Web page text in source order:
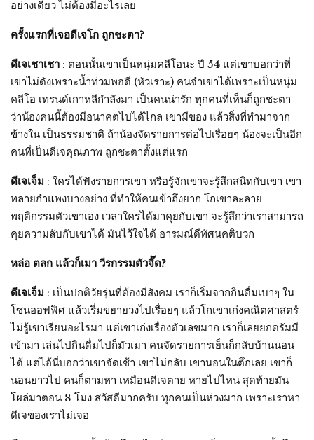
อย่างเดียว ไม่ต้องมีอะไรเลย
ครั้งแรกที่เจอดีเจโก ถูกชะตา?
ดีเจเชาเชา : ตอนนั้นเขาเป็นหนุ่มคลีโอนะ ปี 54 แต่เขาบอกว่าที่
เขาไม่ดังเพราะน้ำท่วมพอดี (หัวเราะ) คนจำเขาได้เพราะเป็นหนุ่ม
คลีโอ เทรนด์เกาหลีกำลังมา เป็นคนน่ารัก ทุกคนที่เห็นก็ถูกชะตา
ว่าน้องคนนี้ต้องมีอนาคตไปได้ไกล เขามีของ แล้วสิ่งที่ทำมาจาก
ข้างใน เป็นธรรมชาติ ถ้าน้องจัดรายการต่อไปเรื่อยๆ น้องจะเป็นอีก
คนที่เป็นดีเจคุณภาพ ถูกชะตาตั้งแต่แรก
ดีเจเจ็ม : ใครได้ฟังรายการเขา หรือรู้จักเขาจะรู้สึกสนิทกับเขา เขา
ทลายกำแพงบางอย่าง ที่ทำให้คนเข้าถึงยาก โกเขาละลาย
พฤติกรรมตัวเขาเอง เวลาใครได้มาคุยกับเขา จะรู้สึกว่าเราสามารถ
คุยความลับกับเขาได้ มันไว้ใจได้ อารมณ์ดีทัศนคติบวก
หล่อ ตลก แล้วก็เมา วีรกรรมตัวจี๊ด?
ดีเจเจ็ม : เป็นปกติวัยรุ่นที่ต้องมีสังคม เราก็เริ่มจากกินดื่มเบาๆ ใน
โซนออฟฟิศ แล้วเริ่มขยายวงไปเรื่อยๆ แล้วโกเขาเก่งคณิตศาสตร์
ไม่รู้เขาเรียนอะไรมา แต่เขาเก่งเรื่องตัวเลขมาก เราก็เลยยกดรัมมี
เข้ามา เล่นไปกินดื่มไปก็มัวเมา คนจัดรายการเย็นก็กลับบ้านนอน
ได้ แต่ไอ้นี่บอกว่าเขาจัดเช้า เขาไม่กลับ เขานอนในตึกเลย เขาก็
นอนยาวไป คนก็ตามหา เหมือนดีเจตาย หายไปไหน สุดท้ายมัน
โผล่มาตอน 8 โมง สวัสดีมากครับ ทุกคนเป็นห่วงมาก เพราะเราหา
ดีเจของเราไม่เจอ